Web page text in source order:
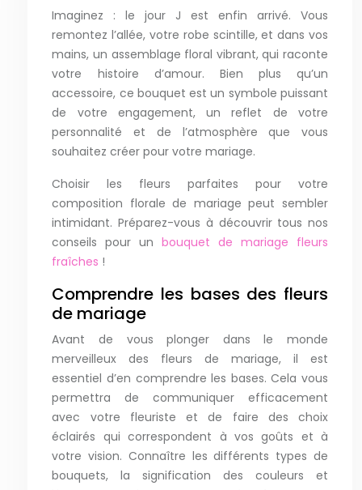
Imaginez : le jour J est enfin arrivé. Vous
remontez l’allée, votre robe scintille, et dans vos
mains, un assemblage floral vibrant, qui raconte
votre histoire d’amour. Bien plus qu’un
accessoire, ce bouquet est un symbole puissant
de votre engagement, un reflet de votre
personnalité et de l’atmosphère que vous
souhaitez créer pour votre mariage.
Choisir les fleurs parfaites pour votre
composition florale de mariage peut sembler
intimidant. Préparez-vous à découvrir tous nos
conseils pour unbouquet de mariage fleurs
fraîches !
Comprendre les bases des fleurs
de mariage
Avant de vous plonger dans le monde
merveilleux des fleurs de mariage, il est
essentiel d’en comprendre les bases. Cela vous
permettra de communiquer efficacement
avec votre fleuriste et de faire des choix
éclairés qui correspondent à vos goûts et à
votre vision. Connaître les différents types de
bouquets, la signification des couleurs et